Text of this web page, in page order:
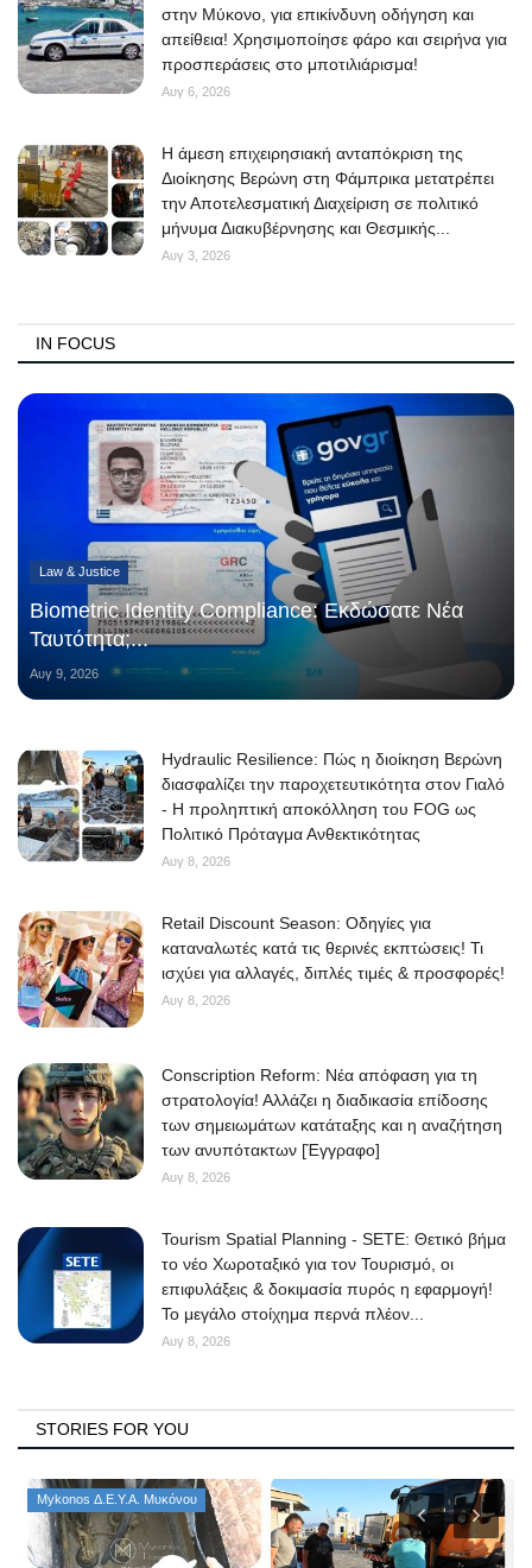
στην Μύκονο, για επικίνδυνη οδήγηση και
απείθεια! Χρησιμοποίησε φάρο και σειρήνα για
προσπεράσεις στο μποτιλιάρισμα!
Αυγ 6, 2026
Η άμεση επιχειρησιακή ανταπόκριση της
Διοίκησης Βερώνη στη Φάμπρικα μετατρέπει
την Αποτελεσματική Διαχείριση σε πολιτικό
μήνυμα Διακυβέρνησης και Θεσμικής...
Αυγ 3, 2026
IN FOCUS
Law & Justice
Biometric Identity Compliance: Εκδώσατε Νέα
Ταυτότητα;...
Αυγ 9, 2026
Hydraulic Resilience: Πώς η διοίκηση Βερώνη
διασφαλίζει την παροχετευτικότητα στον Γιαλό
- Η προληπτική αποκόλληση του FOG ως
Πολιτικό Πρόταγμα Ανθεκτικότητας
Αυγ 8, 2026
Retail Discount Season: Οδηγίες για
καταναλωτές κατά τις θερινές εκπτώσεις! Τι
ισχύει για αλλαγές, διπλές τιμές & προσφορές!
Αυγ 8, 2026
Conscription Reform: Νέα απόφαση για τη
στρατολογία! Αλλάζει η διαδικασία επίδοσης
των σημειωμάτων κατάταξης και η αναζήτηση
των ανυπότακτων [Έγγραφο]
Αυγ 8, 2026
Tourism Spatial Planning - SETE: Θετικό βήμα
το νέο Χωροταξικό για τον Τουρισμό, οι
επιφυλάξεις & δοκιμασία πυρός η εφαρμογή!
Το μεγάλο στοίχημα περνά πλέον...
Αυγ 8, 2026
STORIES FOR YOU
Mykonos Δ.Ε.Υ.Α. Μυκόνου